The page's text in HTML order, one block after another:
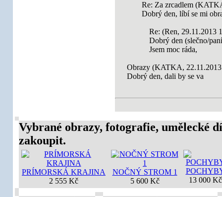
Re: Za zrcadlem
Dobrý den, líbí se mi
Re: (Ren, 29.11.2013
Dobrý den (slečno/
Jsem moc ráda,
Obrazy (KATKA,
Dobrý den, dali by se va
Vybrané obrazy, fotografie, umělecké
zakoupit.
PRÍMORSKÁ KRAJINA
2 555 Kč
NOČNÝ STROM 1
5 600 Kč
13 000 Kč